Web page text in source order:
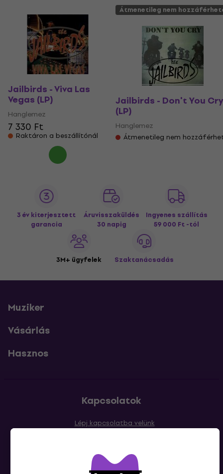
Jailbirds - Viva Las
Vegas (LP)
Hanglemez
7 330 Ft
Raktáron a beszállítónál
Átmenetileg nem
Jailbirds - Don't You Cry
(LP)
Hanglemez
Átmenetileg nem
3 év kiterjesztett
garancia
Áruvisszaküldés
30 napig
Ingyenes szállítás
59 000 Ft -tól
3M+ ügyfelek Szaktanácsadás
Muziker
Vásárlás
Hasznos
Kapcsolatok
Lépj kapcsolatba velünk